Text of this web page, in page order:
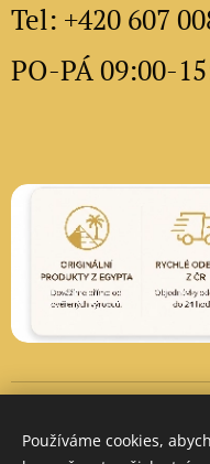
Tel: +420 607
PO-PÁ 09:00-
Používáme cookies,